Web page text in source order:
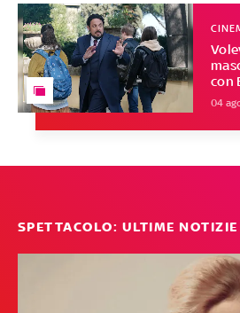
con
04
SPETTACOLO: ULTIME NOTIZIE